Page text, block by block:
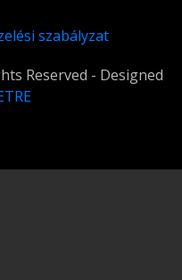
szabályzat
Reserved - Designed